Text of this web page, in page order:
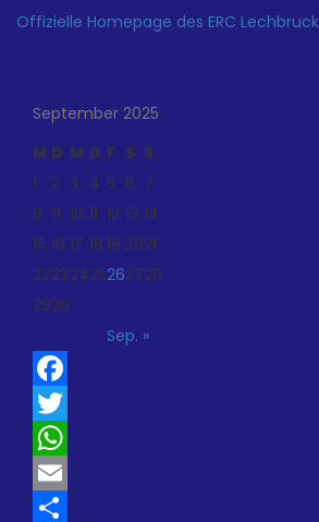
Offizielle Homepage des ERC Lechbruck
September 2025
M D M D F S S
Sep. »
1 2 3 4 5 6 7
8 9 10 11 12 13 14
15 16 17 18 19 2021
22232425262728
2930
Facebook
Twitter
WhatsApp
Email